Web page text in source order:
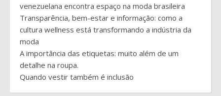
venezuelana encontra espaço na moda brasileira
Transparência, bem-estar e informação: como a
cultura wellness está transformando a indústria da
moda
A importância das etiquetas: muito além de um
detalhe na roupa.
Quando vestir também é inclusão